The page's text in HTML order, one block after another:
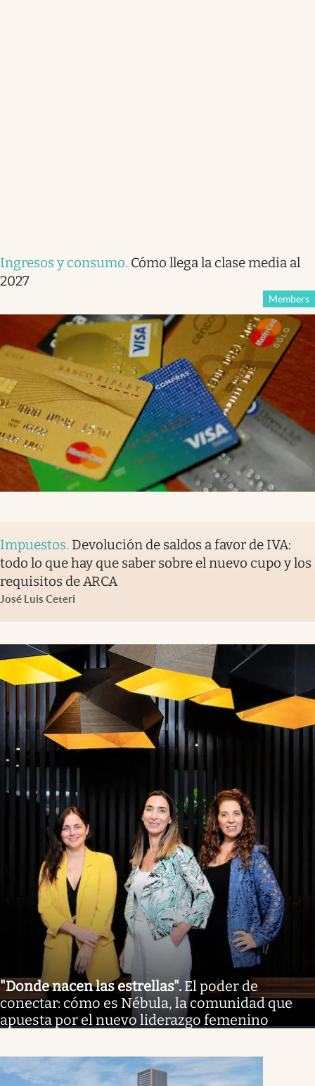
Ingresos y consumo. Cómo llega la clase media al
2027
Members
Impuestos. Devolución de saldos a favor de IVA:
todo lo que hay que saber sobre el nuevo cupo y los
requisitos de ARCA
José Luis Ceteri
"Donde nacen las estrellas". El poder de
conectar: cómo es Nébula, la comunidad que
apuesta por el nuevo liderazgo femenino